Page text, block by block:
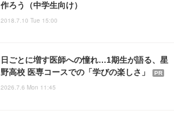
作ろう（中学生向け）
2018.7.10 Tue 15:00
日ごとに増す医師への憧れ…1期生が語る、星
野高校 医専コースでの「学びの楽しさ」
PR
2026.7.6 Mon 11:45